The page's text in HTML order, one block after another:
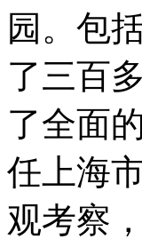
园。包
了三百
了全面
任上海
观考察